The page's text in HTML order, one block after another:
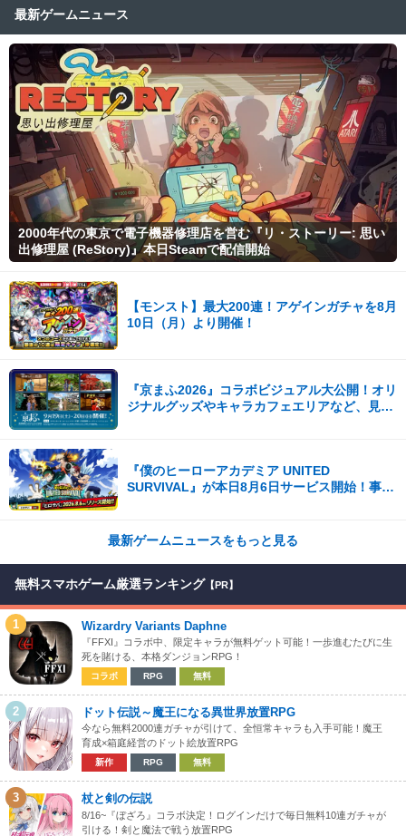
最新ゲームニュース
2000年代の東京で電子機器修理店を営む『リ・ストーリー: 思い
出修理屋 (ReStory)』本日Steamで配信開始
【モンスト】最大200連！アゲインガチャを8月
10日（月）より開催！
『京まふ2026』コラボビジュアル大公開！オリ
ジナルグッズやキャラカフェエリアなど、見ど
『僕のヒーローアカデミア UNITED
SURVIVAL』が本日8月6日サービス開始！事前
最新ゲームニュースをもっと見る
無料スマホゲーム厳選ランキング 【PR】
1 Wizardry Variants Daphne
『FFXI』コラボ中、限定キャラが無料ゲット可能！一歩進むたびに生
死を賭ける、本格ダンジョンRPG！
コラボ RPG 無料
2 ドット伝説～魔王になる異世界放置RPG
今なら無料2000連ガチャが引けて、全恒常キャラも入手可能！魔王
育成×箱庭経営のドット絵放置RPG
新作 RPG 無料
3 杖と剣の伝説
8/16~『ぼざろ』コラボ決定！ログインだけで毎日無料10連ガチャが
引ける！剣と魔法で戦う放置RPG